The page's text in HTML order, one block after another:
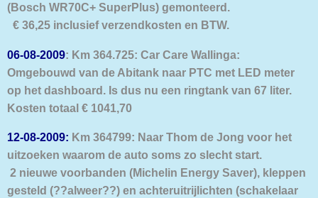
(Bosch WR70C+ SuperPlus) gemonteerd.
€ 36,25 inclusief verzendkosten en BTW.
06-08-2009: Km 364.725: Car Care Wallinga:
Omgebouwd van de Abitank naar PTC met LED meter
op het dashboard. Is dus nu een ringtank van 67 liter.
Kosten totaal € 1041,70
12-08-2009: Km 364799: Naar Thom de Jong voor het
uitzoeken waarom de auto soms zo slecht start.
2 nieuwe voorbanden (Michelin Energy Saver), kleppen
gesteld (??alweer??) en achteruitrijlichten (schakelaar